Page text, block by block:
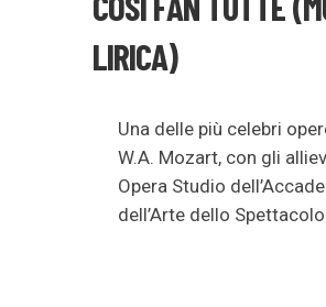
LIRICA)
Una delle più celebri
W.A. Mozart, con gli
Opera Studio
dell’Arte dello Spettacolo.